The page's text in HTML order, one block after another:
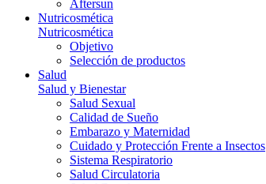
Aftersun
Nutricosmética
Nutricosmética
Objetivo
Selección de productos
Salud
Salud y Bienestar
Salud Sexual
Calidad de Sueño
Embarazo y Maternidad
Cuidado y Protección Frente a Insectos
Sistema Respiratorio
Salud Circulatoria